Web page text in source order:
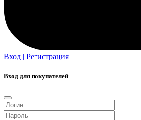
Вход | Регистрация
Вход для покупателей